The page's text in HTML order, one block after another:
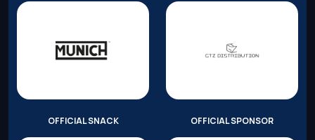
OFFICIAL SNACK OFFICIAL SPONSOR